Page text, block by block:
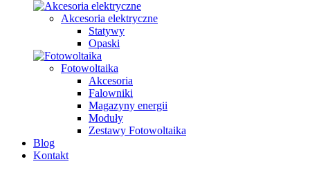
Akcesoria elektryczne
Statywy
Opaski
Fotowoltaika
Akcesoria
Falowniki
Magazyny energii
Moduły
Zestawy Fotowoltaika
Blog
Kontakt